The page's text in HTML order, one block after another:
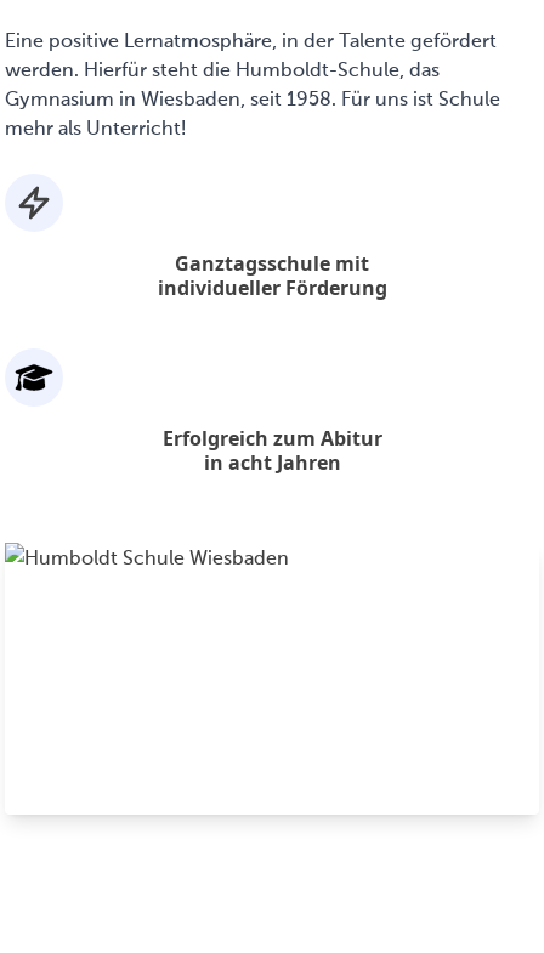
Eine positive Lernatmosphäre, in der Talente gefördert
werden. Hierfür steht die Humboldt-Schule, das
Gymnasium in Wiesbaden, seit 1958. Für uns ist Schule
mehr als Unterricht!
Ganztagsschule mit
individueller Förderung
Erfolgreich zum Abitur
in acht Jahren